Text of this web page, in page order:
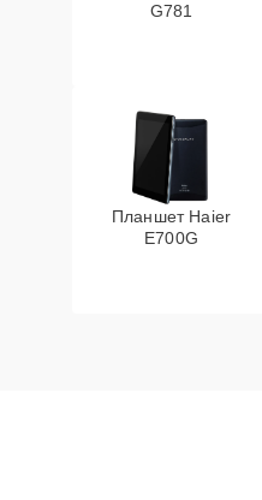
G781
Планшет Haier
E700G